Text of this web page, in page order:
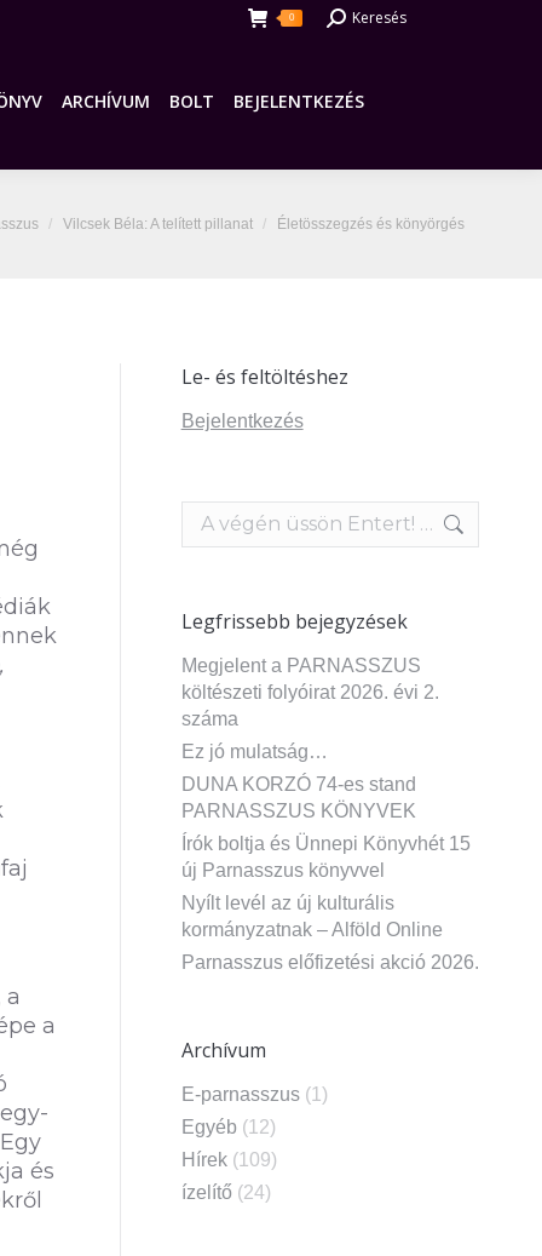
0 Search:Keresés
ARCHÍVUM BOLT BEJELENTKEZÉS
here:Vilcsek Béla: A telített pillanat Életösszegzés és könyörgés
a
a
és
Le- és feltöltéshez
Bejelentkezés
Search:
Legfrissebb bejegyzések
Megjelent a PARNASSZUS
költészeti folyóirat 2026. évi 2.
száma
Ez jó mulatság…
DUNA KORZÓ 74-es stand
PARNASSZUS KÖNYVEK
Írók boltja és Ünnepi Könyvhét 15
új Parnasszus könyvvel
Nyílt levél az új kulturális
kormányzatnak – Alföld Online
Parnasszus előfizetési akció 2026.
Archívum
E-parnasszus(1)
Egyéb(12)
Hírek(109)
ízelítő(24)